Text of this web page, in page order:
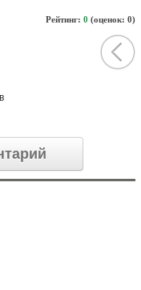
Рейтинг: 0 (оценок: 0)